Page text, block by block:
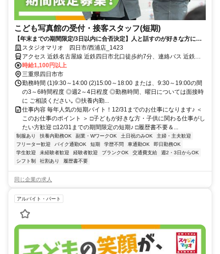
こども写真館の受付・接客スタッフ(短期)
【年末までの期間限定/3日以内に合否決定】人と話すのが好きな方にピ
ッタリ！扶養内も◎髪色・ネイル色自由♪
スタジオマリオ 四日市/西浦店_1423
アクセス 近鉄名古屋線 近鉄四日市北口徒歩約7分、連絡バス 近鉄四
日市北口徒歩約7分、近鉄湯の山線 近鉄四日市北口徒歩約7分 近鉄線
「四日市駅」徒歩8分
時給1,100円以上
三重県四日市市
勤務時間 (1)9:30～14:00 (2)15:00～18:00 または、9:30～19:00の間
の3～6時間程度 ◎週2～4日程度 ◎勤務時間、曜日については面接時
に ご相談ください｡ ◎扶養内勤...
仕事内容 毎年人気の短期バイト！12/31までのお仕事になります♪ ＜
このお仕事のポイント ＞ □子どもが好きな方・子供に関わる仕事がし
たい方歓迎 □12/31までの期間限定の短期♪ □履歴書不要＆...
制服あり 扶養内勤務OK 副業・WワークOK 土日祝のみOK
主婦・主夫歓迎
フリーター歓迎
バイク通勤OK 短期 学歴不問 車通勤OK
即日勤務OK
学生歓迎
未経験者歓迎 経験者歓迎 ブランクOK 交通費支給
週2・3日からOK
シフト制
社割あり 履歴書不要
同じ企業の求人
アルバイト・パート